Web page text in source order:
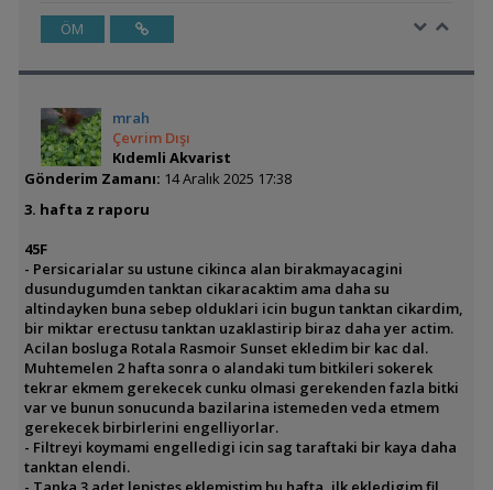
ÖM
mrah
Çevrim Dışı
Kıdemli Akvarist
Gönderim Zamanı: 14 Aralık 2025 17:38
3. hafta z raporu
45F
- Persicarialar su ustune cikinca alan birakmayacagini
dusundugumden tanktan cikaracaktim ama daha su
altindayken buna sebep olduklari icin bugun tanktan cikardim,
bir miktar erectusu tanktan uzaklastirip biraz daha yer actim.
Acilan bosluga Rotala Rasmoir Sunset ekledim bir kac dal.
Muhtemelen 2 hafta sonra o alandaki tum bitkileri sokerek
tekrar ekmem gerekecek cunku olmasi gerekenden fazla bitki
var ve bunun sonucunda bazilarina istemeden veda etmem
gerekecek birbirlerini engelliyorlar.
- Filtreyi koymami engelledigi icin sag taraftaki bir kaya daha
tanktan elendi.